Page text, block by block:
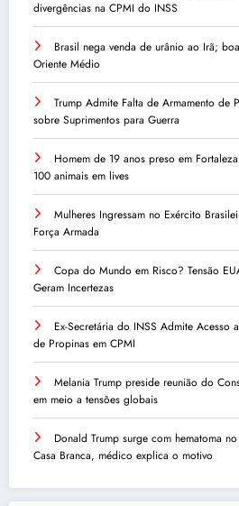
divergências na CPMI do INSS
Brasil nega venda de urânio ao Irã;
Oriente Médio
Trump Admite Falta de Armamento de
sobre Suprimentos para Guerra
Homem de 19 anos preso em
100 animais em lives
Mulheres Ingressam no Exército
Força Armada
Copa do Mundo em Risco? Tensão
Geram Incertezas
Ex-Secretária do INSS Admite Acesso
de Propinas em CPMI
Melania Trump preside reunião do
em meio a tensões globais
Donald Trump surge com hematoma
Casa Branca, médico explica o motivo